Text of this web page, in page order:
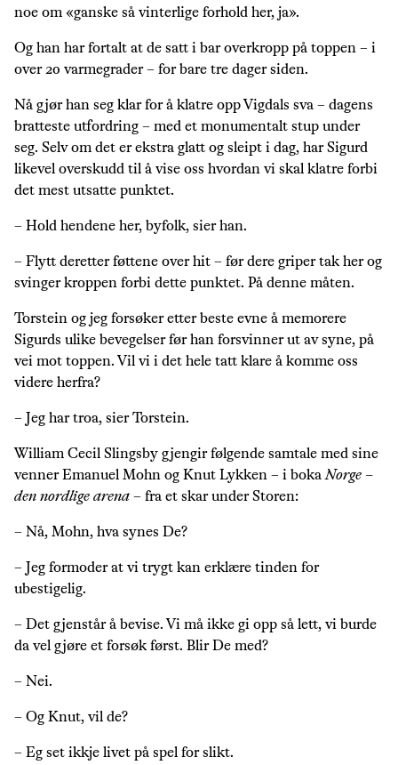
noe om «ganske så vinterlige forhold her, ja».
Og han har fortalt at de satt i bar overkropp på toppen – i
over 20 varmegrader – for bare tre dager siden.
Nå gjør han seg klar for å klatre opp Vigdals sva – dagens
bratteste utfordring – med et monumentalt stup under
seg. Selv om det er ekstra glatt og sleipt i dag, har Sigurd
likevel overskudd til å vise oss hvordan vi skal klatre forbi
det mest utsatte punktet.
– Hold hendene her, byfolk, sier han.
– Flytt deretter føttene over hit – før dere griper tak her og
svinger kroppen forbi dette punktet. På denne måten.
Torstein og jeg forsøker etter beste evne å memorere
Sigurds ulike bevegelser før han forsvinner ut av syne, på
vei mot toppen. Vil vi i det hele tatt klare å komme oss
videre herfra?
– Jeg har troa, sier Torstein.
William Cecil Slingsby gjengir følgende samtale med sine
venner Emanuel Mohn og Knut Lykken – i bokaNorge –
den nordlige arena – fra et skar under Storen:
– Nå, Mohn, hva synes De?
– Jeg formoder at vi trygt kan erklære tinden for
ubestigelig.
– Det gjenstår å bevise. Vi må ikke gi opp så lett, vi burde
da vel gjøre et forsøk først. Blir De med?
– Nei.
– Og Knut, vil de?
– Eg set ikkje livet på spel for slikt.